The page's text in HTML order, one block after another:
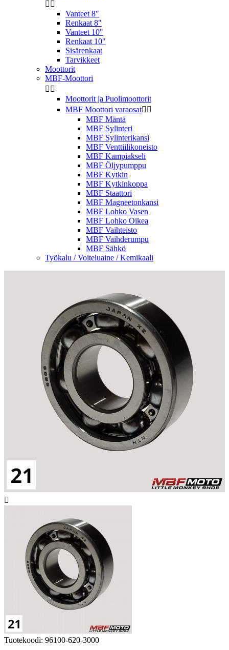
 
Vanteet 8"
Renkaat 8"
Vanteet 10"
Renkaat 10"
Sisärenkaat
Tarvikkeet
Moottorit
MBF-Moottori
 
Moottorit ja Puolimoottorit
MBF Moottori varaosat 
MBF Mäntä
MBF Sylinteri
MBF Sylinterikansi
MBF Venttiilikoneisto
MBF Kampiakseli
MBF Öljypumppu
MBF Kytkin
MBF Kytkinkoppa
MBF Staattori
MBF Magneetonkansi
MBF Lohko Vasen
MBF Lohko Oikea
MBF Vaihteisto
MBF Vaihderumpu
MBF Sähkö
Työkalu / Voiteluaine / Kemikaali

Tuotekoodi: 96100-620-3000